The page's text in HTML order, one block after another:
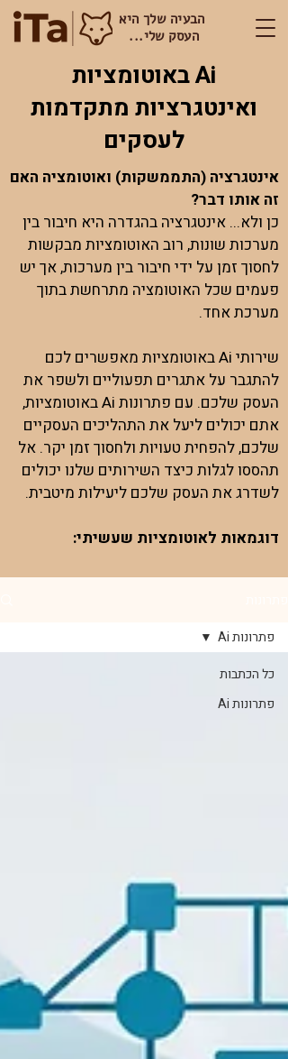
הבעיה שלך היא
העסק שלי...
Ai באוטומציות
ואינטגרציות מתקדמות
לעסקים
אינטגרציה (התממשקות) ואוטומציה האם
זה אותו דבר?
כן ולא... אינטגרציה בהגדרה היא חיבור בין
מערכות שונות, רוב האוטומציות מבקשות
לחסוך זמן על ידי חיבור בין מערכות, אך יש
פעמים שכל האוטומציה מתרחשת בתוך
מערכת אחד.
שירותי Ai באוטומציות מאפשרים לכם
להתגבר על אתגרים תפעוליים ולשפר את
העסק שלכם. עם פתרונות Ai באוטומציות,
אתם יכולים ליעל את התהליכים העסקיים
שלכם, להפחית טעויות ולחסוך זמן יקר. אל
תהססו לגלות כיצד השירותים שלנו יכולים
לשדרג את העסק שלכם ליעילות מיטבית.
דוגמאות לאוטומציות שעשיתי:
כל הכתבות
פתרונות Ai
פתרונות Ai